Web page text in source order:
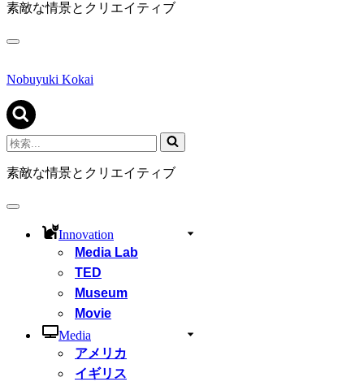
素敵な情景とクリエイティブ
ナ
ゲ
シ
ョ
ン
メ
ニ
ュ
Nobuyuki Kokai
検
索...
素敵な情景とクリエイティブ
ナ
Innovation
Media Lab
TED
Museum
Movie
Media
アメリカ
イギリス